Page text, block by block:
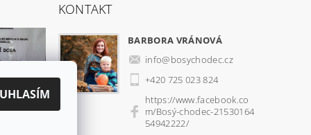
KONTAKT
BARBORA VRÁNOVÁ
info@bosychodec.cz
+420 725 023 824
https://www.facebook.co
m/Bosý-chodec-21530164
54942222/